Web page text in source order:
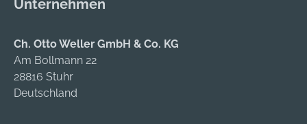
Lieferung: Mit
Straße 43, 58332
Unternehmen
Ch. Otto Weller GmbH & Co. KG
Am Bollmann 22
28816 Stuhr
Deutschland